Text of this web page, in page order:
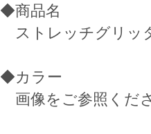
◆商品名
ストレッチグリッ
◆カラー
画像をご参照くだ